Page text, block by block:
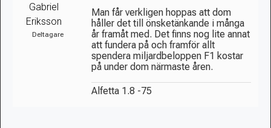
Gabriel
Eriksson
Deltagare
Man får verkligen hoppas att dom
håller det till önsketänkande i många
år framåt med. Det finns nog lite annat
att fundera på och framför allt
spendera miljardbeloppen F1 kostar
på under dom närmaste åren.
Alfetta 1.8 -75